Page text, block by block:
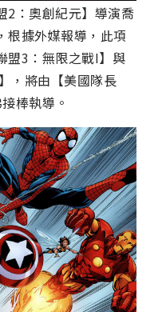
：奧創紀元】導演喬
根據外媒報導，此項
盟3：無限之戰I】與
，將由【美國隊長
棒執導。